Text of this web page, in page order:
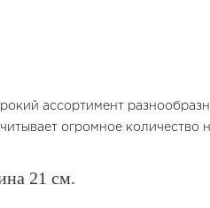
ассортимент
огромное количество
21 см.